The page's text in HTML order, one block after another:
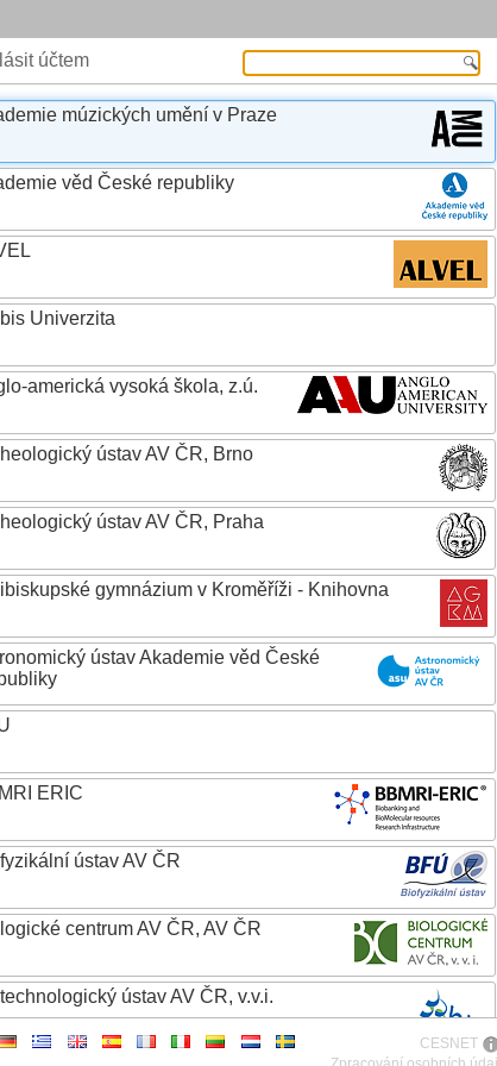
účtem
múzických umění v Praze
věd České republiky
Univerzita
americká vysoká škola, z.ú.
ústav AV ČR, Brno
ústav AV ČR, Praha
gymnázium v Kroměříži - Knihovna
ústav Akademie věd České
ERIC
ústav AV ČR
centrum AV ČR, AV ČR
ústav AV ČR, v.v.i.
CESNET